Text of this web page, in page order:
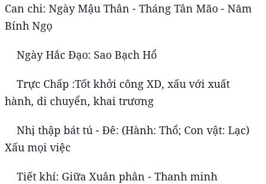
Can chi: Ngày Mậu Thân - Tháng Tân Mão - Năm
Bính Ngọ
Ngày Hắc Đạo: Sao Bạch Hổ
Trực Chấp :Tốt khởi công XD, xấu với xuất
hành, di chuyển, khai trương
Nhị thập bát tú - Đê: (Hành: Thổ; Con vật: Lạc)
Xấu mọi việc
Tiết khí: Giữa Xuân phân - Thanh minh